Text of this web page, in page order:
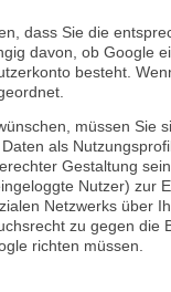
anzeigen und
können Sie den
privacy. Dort
verändern.
im Zusammenhang
dass Sie die
davon, ob Google
besteht.
müssen Sie